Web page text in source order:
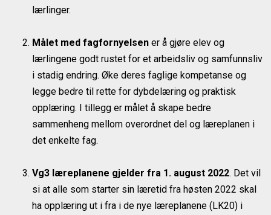
lærlinger.
Målet med fagfornyelsen er å gjøre elev og
lærlingene godt rustet for et arbeidsliv og samfunnsliv
i stadig endring. Øke deres faglige kompetanse og
legge bedre til rette for dybdelæring og praktisk
opplæring. I tillegg er målet å skape bedre
sammenheng mellom overordnet del og læreplanen i
det enkelte fag.
Vg3 læreplanene gjelder fra 1. august 2022. Det vil
si at alle som starter sin læretid fra høsten 2022 skal
ha opplæring ut i fra i de nye læreplanene (LK20) i